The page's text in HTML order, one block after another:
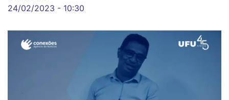
24/02/2023 - 10:30